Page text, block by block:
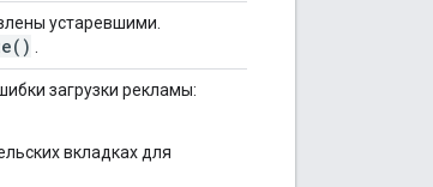
устаревшими.
загрузки рекламы:
вкладках для